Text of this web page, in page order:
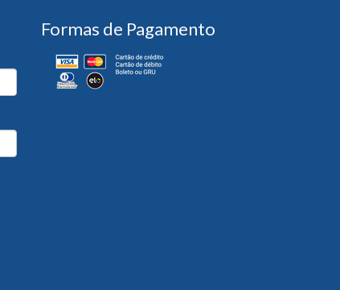
Formas de Pagamento